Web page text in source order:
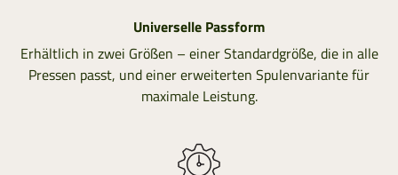
Universelle Passform
Erhältlich in zwei Größen – einer Standardgröße, die in alle
Pressen passt, und einer erweiterten Spulenvariante für
maximale Leistung.